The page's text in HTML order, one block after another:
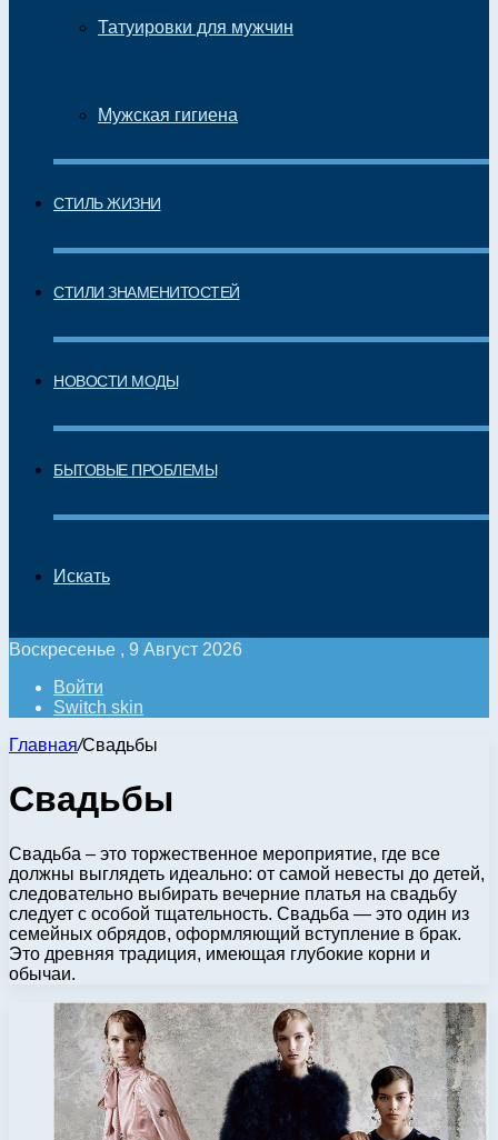
Татуировки для мужчин
Мужская гигиена
СТИЛЬ ЖИЗНИ
СТИЛИ ЗНАМЕНИТОСТЕЙ
НОВОСТИ МОДЫ
БЫТОВЫЕ ПРОБЛЕМЫ
Искать
Воскресенье , 9 Август 2026
Войти
Switch skin
Главная/Свадьбы
Свадьбы
Свадьба – это торжественное мероприятие, где все
должны выглядеть идеально: от самой невесты до детей,
следовательно выбирать вечерние платья на свадьбу
следует с особой тщательность. Свадьба — это один из
семейных обрядов, оформляющий вступление в брак.
Это древняя традиция, имеющая глубокие корни и
обычаи.